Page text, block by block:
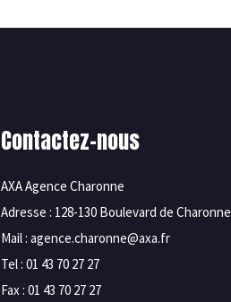
Contactez-nous
AXA Agence Charonne
Adresse : 128-130 Boulevard de Charonne
Mail : agence.charonne@axa.fr
Tel : 01 43 70 27 27
Fax : 01 43 70 27 27